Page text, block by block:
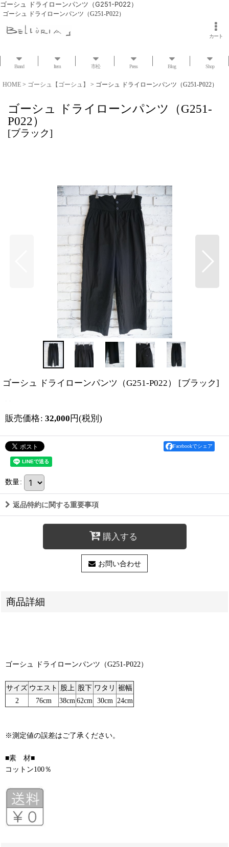
ゴーシュ ドライローンパンツ（G251-P022）
ゴーシュ ドライローンパンツ（G251-P022）
カート
Brand Item 市松 Press Blog Shop
HOME > ゴーシュ【ゴーシュ】 > ゴーシュ ドライローンパンツ（G251-P022）
ゴーシュ ドライローンパンツ（G251-
P022）
[ブラック]
ゴーシュ ドライローンパンツ（G251-P022） [ブラック]
販売価格: 32,000 円(税別)
Facebookでシェア
数量:
返品特約に関する重要事項
購入する
お問い合わせ
商品詳細
ゴーシュ ドライローンパンツ（G251-P022）
サイズ ウエスト 股上 股下 ワタリ 裾幅
2
76cm 38cm 62cm 30cm 24cm
※測定値の誤差はご了承ください。
■素 材■
コットン100％